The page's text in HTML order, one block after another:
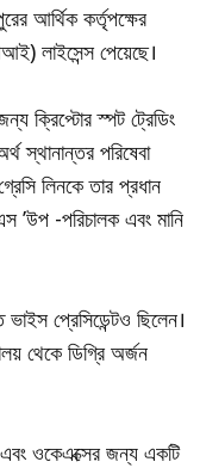
আর্থিক কর্তৃপক্ষের
লাইসেন্স পেয়েছে।
ক্রিপ্টোর স্পট ট্রেডিং
স্থানান্তর পরিষেবা
লিনকে তার প্রধান
’উপ -পরিচালক এবং মানি
প্রেসিডেন্টও ছিলেন।
থেকে ডিগ্রি অর্জন
এবং ওকেএক্সের জন্য একটি